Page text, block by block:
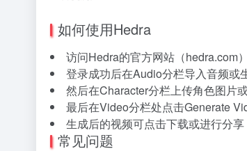
如何使用Hedra
访问Hedra的官方网站（hedra.com
登录成功后在Audio分栏导入音频或
然后在Character分栏上传角色图片
最后在Video分栏处点击Generate
生成后的视频可点击下载或进行分享
常见问题